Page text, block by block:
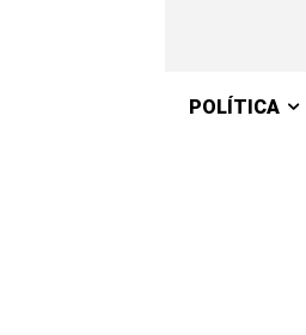
POLÍTICA